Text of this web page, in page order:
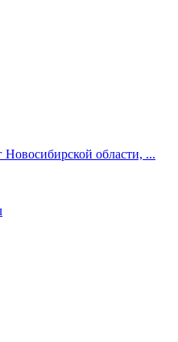
Новосибирской области, ...